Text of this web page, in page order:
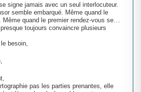
signe jamais avec un seul interlocuteur.
semble embarqué. Même quand le
Même quand le premier rendez-vous se
toujours convaincre plusieurs
besoin,
pas les parties prenantes, elle